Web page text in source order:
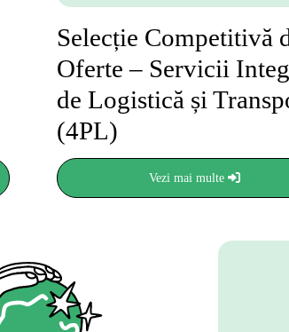
Selecție Competitivă
Oferte – Servicii
de Logistică și
(4PL)
Vezi mai multe